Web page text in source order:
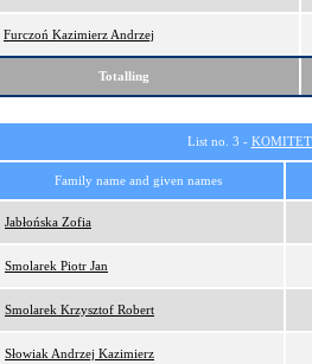
Furczoń Kazimierz Andrzej
Totalling
List no. 3 - KOMITET
Family name and given names
Jabłońska Zofia
Smolarek Piotr Jan
Smolarek Krzysztof Robert
Słowiak Andrzej Kazimierz